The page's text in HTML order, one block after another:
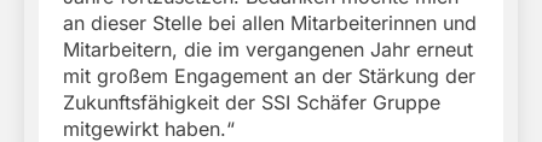
an dieser Stelle bei allen Mitarbeiterinnen und
Mitarbeitern, die im vergangenen Jahr erneut
mit großem Engagement an der Stärkung der
Zukunftsfähigkeit der SSI Schäfer Gruppe
mitgewirkt haben.“